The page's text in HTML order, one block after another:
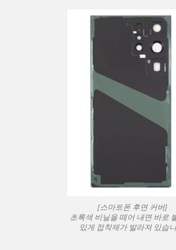
[스마트폰 후면 커버]
초록색 비닐을 떼어 내면 바로
있게 접착제가 발라져 있습